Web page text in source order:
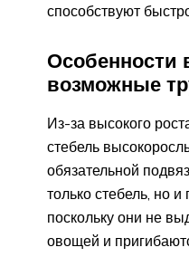
способствуют
возможные
Из-за высокого
стебель
обязательной
только стебель, но
поскольку они не
овощей и